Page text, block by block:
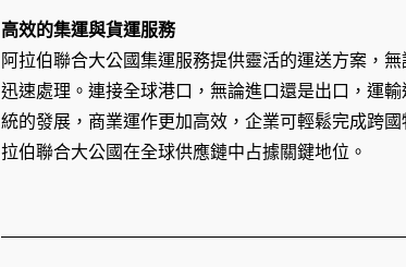
高效的集運與貨運服務
阿拉伯聯合大公國集運服務提供靈活的運送方案，
迅速處理。連接全球港口，無論進口還是出口，運
統的發展，商業運作更加高效，企業可輕鬆完成跨
拉伯聯合大公國在全球供應鏈中占據關鍵地位。